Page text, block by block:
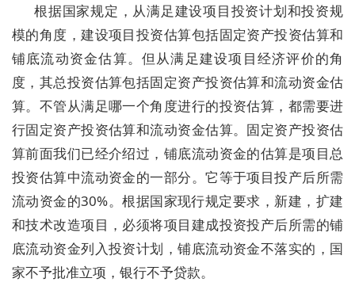
根据国家规定，从满足建设项目投资计划和投资规
模的角度，建设项目投资估算包括固定资产投资估算和
铺底流动资金估算。但从满足建设项目经济评价的角
度，其总投资估算包括固定资产投资估算和流动资金估
算。不管从满足哪一个角度进行的投资估算，都需要进
行固定资产投资估算和流动资金估算。固定资产投资估
算前面我们已经介绍过，铺底流动资金的估算是项目总
投资估算中流动资金的一部分。它等于项目投产后所需
流动资金的30%。根据国家现行规定要求，新建，扩建
和技术改造项目，必须将项目建成投资投产后所需的铺
底流动资金列入投资计划，铺底流动资金不落实的，国
家不予批准立项，银行不予贷款。